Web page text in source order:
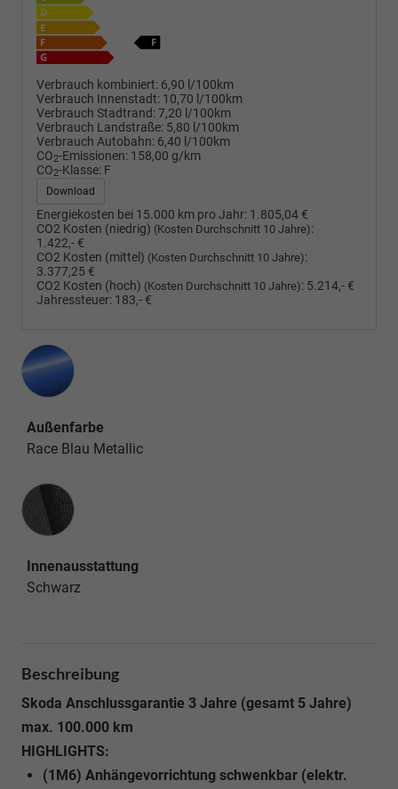
Verbrauch kombiniert: 6,90 l/100km
Verbrauch Innenstadt: 10,70 l/100km
Verbrauch Stadtrand:7,20 l/100km
Verbrauch Landstraße: 5,80 l/100km
Verbrauch Autobahn: 6,40 l/100km
CO2-Emissionen: 158,00 g/km
CO2-Klasse: F
Download
Energiekosten bei 15.000 km pro Jahr: 1.805,04 €
CO2 Kosten (niedrig) (Kosten Durchschnitt 10 Jahre):
1.422,- €
CO2 Kosten (mittel) (Kosten Durchschnitt 10 Jahre):
3.377,25 €
CO2 Kosten (hoch) (Kosten Durchschnitt 10 Jahre): 5.214,- €
Jahressteuer: 183,- €
Außenfarbe
Race Blau Metallic
Innenausstattung
Innenausstattung
Schwarz
Beschreibung
Skoda Anschlussgarantie 3 Jahre (gesamt 5 Jahre)
max. 100.000 km
HIGHLIGHTS:
(1M6) Anhängevorrichtung schwenkbar (elektr.